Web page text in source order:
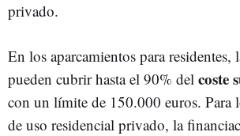
privado.
En los aparcamientos para residentes,
pueden cubrir hasta el 90% del coste
con un límite de 150.000 euros. Para
de uso residencial privado, la